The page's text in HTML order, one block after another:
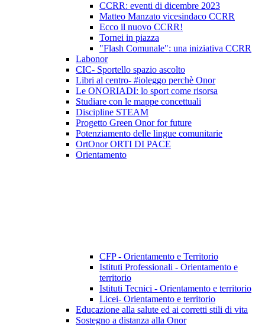
CCRR: eventi di dicembre 2023
Matteo Manzato vicesindaco CCRR
Ecco il nuovo CCRR!
Tornei in piazza
"Flash Comunale": una iniziativa CCRR
Labonor
CIC- Sportello spazio ascolto
Libri al centro- #ioleggo perchè Onor
Le ONORIADI: lo sport come risorsa
Studiare con le mappe concettuali
Discipline STEAM
Progetto Green Onor for future
Potenziamento delle lingue comunitarie
OrtOnor ORTI DI PACE
Orientamento
CFP - Orientamento e Territorio
Istituti Professionali - Orientamento e
territorio
Istituti Tecnici - Orientamento e territorio
Licei- Orientamento e territorio
Educazione alla salute ed ai corretti stili di vita
Sostegno a distanza alla Onor